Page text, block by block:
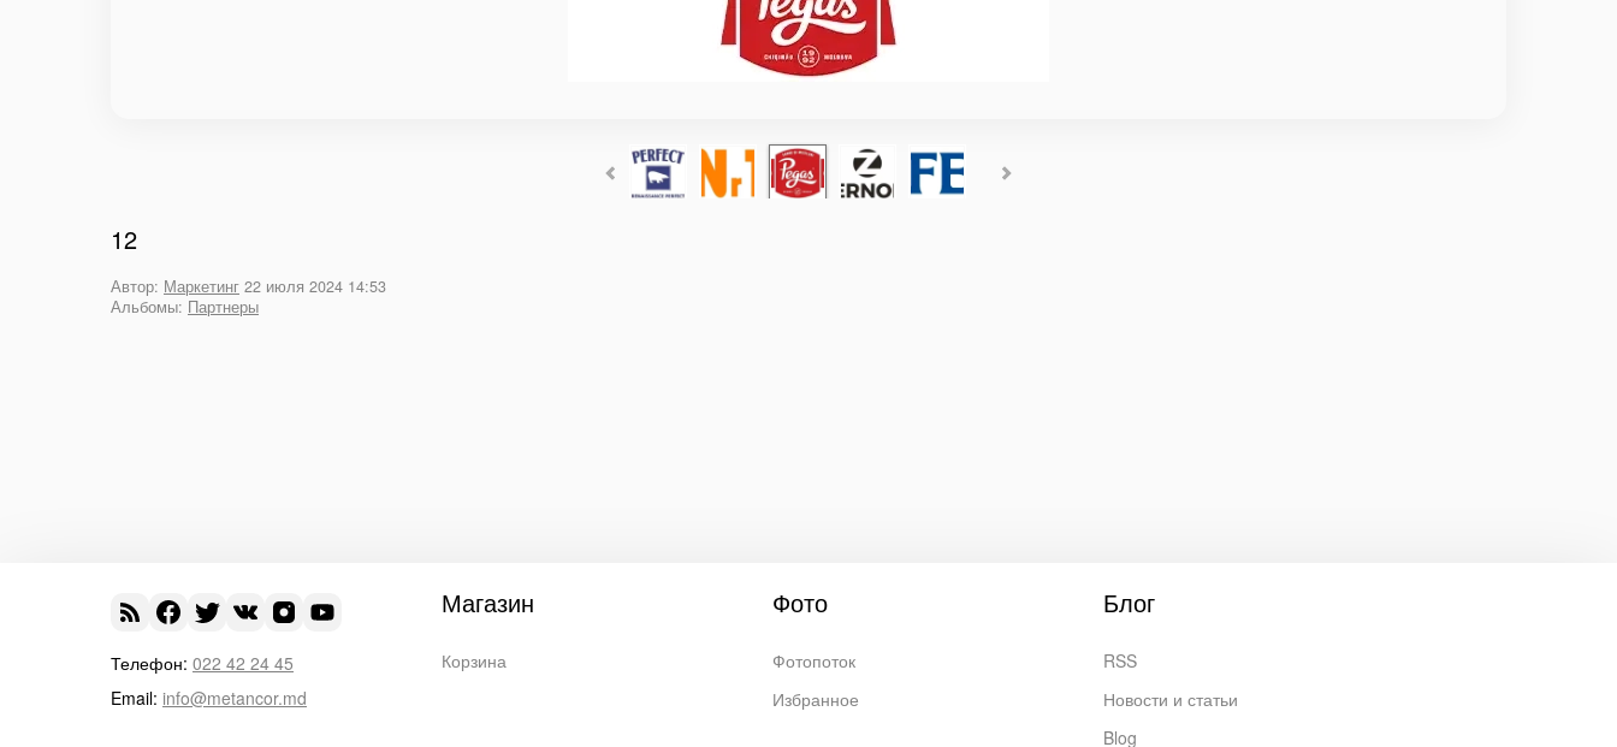
12
Автор: Маркетинг 22 июля 2024 14:53
Альбомы: Партнеры
Телефон: 022 42 24 45
Email: info@metancor.md
Магазин
Корзина
Фото
Фотопоток
Избранное
Блог
RSS
Новости и статьи
Blog